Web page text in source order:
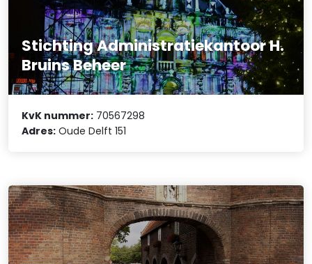
Stichting Administratiekantoor H.
Bruins Beheer
KvK nummer: 70567298
Adres: Oude Delft 151